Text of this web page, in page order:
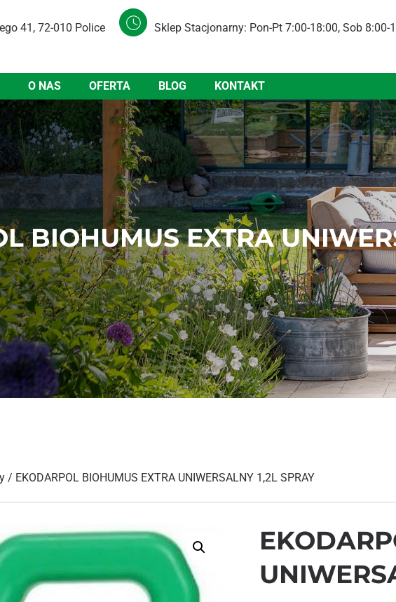
41, 72-010 Police Sklep Stacjonarny: Pon-Pt 7:00-18:00, Sob 8:00-
O NAS OFERTA BLOG KONTAKT
BIOHUMUS EXTRA
/ EKODARPOL BIOHUMUS EXTRA UNIWERSALNY 1,2L SPRAY